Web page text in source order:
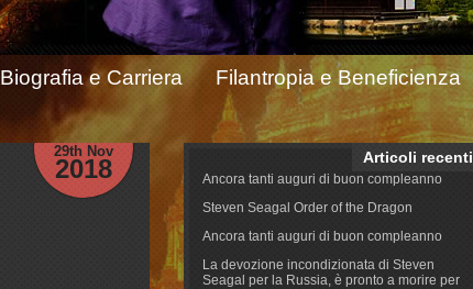
Biografia e Carriera
Filantropia e Beneficienza
29th Nov
2018 Articoli recenti
Ancora tanti auguri di buon compleanno
Steven Seagal Order of the Dragon
Ancora tanti auguri di buon compleanno
La devozione incondizionata di Steven
Seagal per la Russia, è pronto a morire per